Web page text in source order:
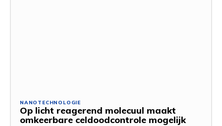
NANOTECHNOLOGIE
Op licht reagerend molecuul maakt
omkeerbare celdoodcontrole mogelijk